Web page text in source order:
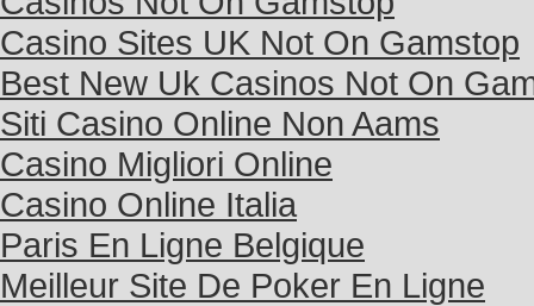
Casino Sites UK Not On Gamstop
Best New Uk Casinos Not On
Siti Casino Online Non Aams
Casino Migliori Online
Casino Online Italia
Paris En Ligne Belgique
Meilleur Site De Poker En Ligne